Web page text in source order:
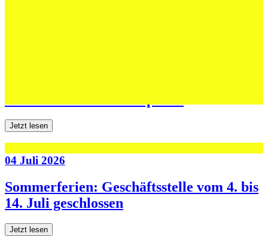
Jetzt lesen
04 Juli 2026
Sommerferien: Geschäftsstelle vom 4. bis
14. Juli geschlossen
Jetzt lesen